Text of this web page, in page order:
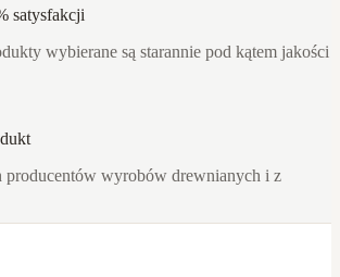
satysfakcji
wybierane są starannie pod kątem jakości
producentów wyrobów drewnianych i z